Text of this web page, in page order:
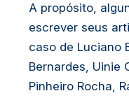
A propósito,
escrever seus
caso de Luciano
Bernardes, Uinie
Pinheiro Rocha,